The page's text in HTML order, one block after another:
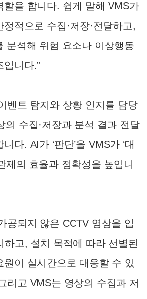
할을 합니다. 쉽게 말해 VMS가
적으로 수집·저장·전달하고,
분석해 위험 요소나 이상행동
입니다.”
벤트 탐지와 상황 인지를 담당
의 수집·저장과 분석 결과 전달
다. AI가 ‘판단’을 VMS가 ‘대
제의 효율과 정확성을 높입니
공되지 않은 CCTV 영상을 입
하고, 설치 목적에 따라 선별된
원이 실시간으로 대응할 수 있
리고 VMS는 영상의 수집과 저